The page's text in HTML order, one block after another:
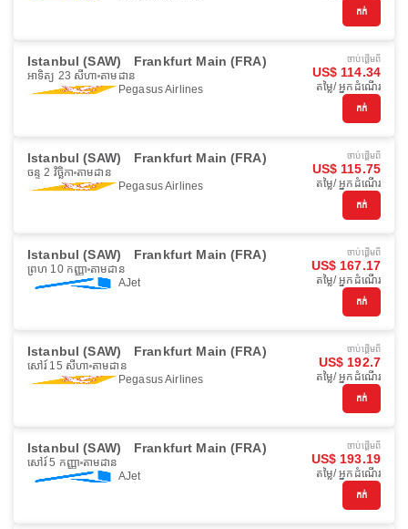
កក់
Istanbul (SAW) Frankfurt Main (FRA)
អាទិត្យ 23 សីហា តាមដាន
Pegasus Airlines
ចាប់ផ្ដើមពី
US$ 114.34
តម្លៃ/ អ្នកដំណើរ
កក់
Istanbul (SAW) Frankfurt Main (FRA)
ចន្ទ 2 វិច្ឆិកា តាមដាន
Pegasus Airlines
ចាប់ផ្ដើមពី
US$ 115.75
តម្លៃ/ អ្នកដំណើរ
កក់
Istanbul (SAW) Frankfurt Main (FRA)
ព្រហ 10 កញ្ញា តាមដាន
AJet
ចាប់ផ្ដើមពី
US$ 167.17
តម្លៃ/ អ្នកដំណើរ
កក់
Istanbul (SAW) Frankfurt Main (FRA)
សៅរ៍ 15 សីហា តាមដាន
Pegasus Airlines
ចាប់ផ្ដើមពី
US$ 192.7
តម្លៃ/ អ្នកដំណើរ
កក់
Istanbul (SAW) Frankfurt Main (FRA)
សៅរ៍ 5 កញ្ញា តាមដាន
AJet
ចាប់ផ្ដើមពី
US$ 193.19
តម្លៃ/ អ្នកដំណើរ
កក់